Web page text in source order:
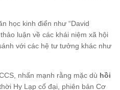
học kinh điển như “David
luận về các khái niệm xã hội
với các hệ tư tưởng khác như
nhấn mạnh rằng mặc dù hồi
Hy Lạp cổ đại, phiên bản Cơ